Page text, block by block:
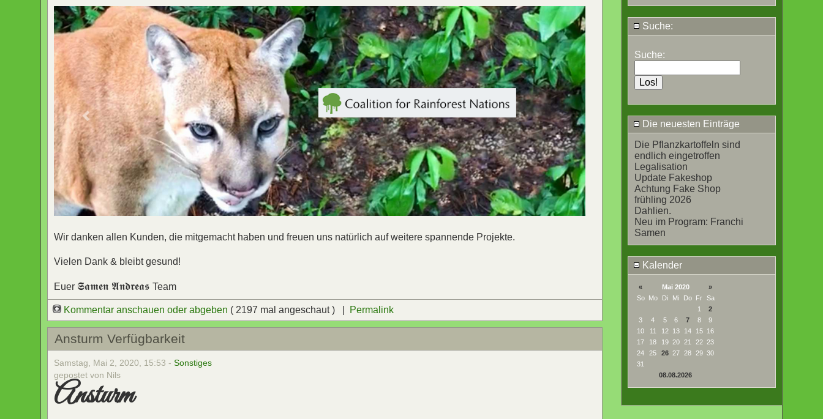
Suche:
Suche:
Die neuesten Einträge
Die Pflanzkartoffeln sind
endlich eingetroffen
Legalisation
Update Fakeshop
Achtung Fake Shop
frühling 2026
Dahlien.
Neu im Program: Franchi
Samen
Kalender
« Mai 2020
»
So Mo Di Mi Do Fr Sa
1
2
3
4 5 6 7 8
9
10
11 12 13 14 15 16
17
18 19 20 21 22 23
24
25 26 27 28 29 30
31
08.08.2026
Wir danken allen Kunden, die mitgemacht haben und freuen uns natürlich auf weitere spannende Projekte.
Vielen Dank & bleibt gesund!
Euer 𝕾𝖆𝖒𝖊𝖓 𝕬𝖓𝖉𝖗𝖊𝖆𝖘Team
Kommentar anschauen oder abgeben ( 2197 mal angeschaut ) | Permalink
Ansturm Verfügbarkeit
Samstag, Mai 2, 2020, 15:53 -Sonstiges
gepostet von Nils
Ansturm